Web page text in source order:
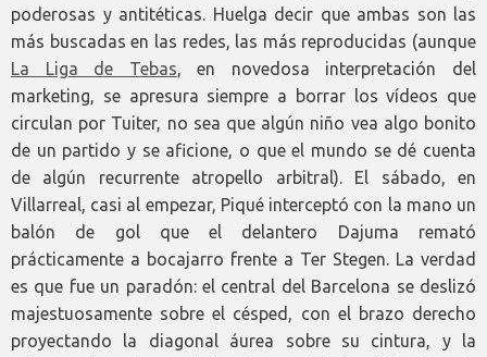
poderosas y antitéticas. Huelga decir que ambas son las
más buscadas en las redes, las más reproducidas (aunque
La Liga de Tebas, en novedosa interpretación del
marketing, se apresura siempre a borrar los vídeos que
circulan por Tuiter, no sea que algún niño vea algo bonito
de un partido y se aficione, o que el mundo se dé cuenta
de algún recurrente atropello arbitral). El sábado, en
Villarreal, casi al empezar, Piqué interceptó con la mano un
balón de gol que el delantero Dajuma remató
prácticamente a bocajarro frente a Ter Stegen. La verdad
es que fue un paradón: el central del Barcelona se deslizó
majestuosamente sobre el césped, con el brazo derecho
proyectando la diagonal áurea sobre su cintura, y la